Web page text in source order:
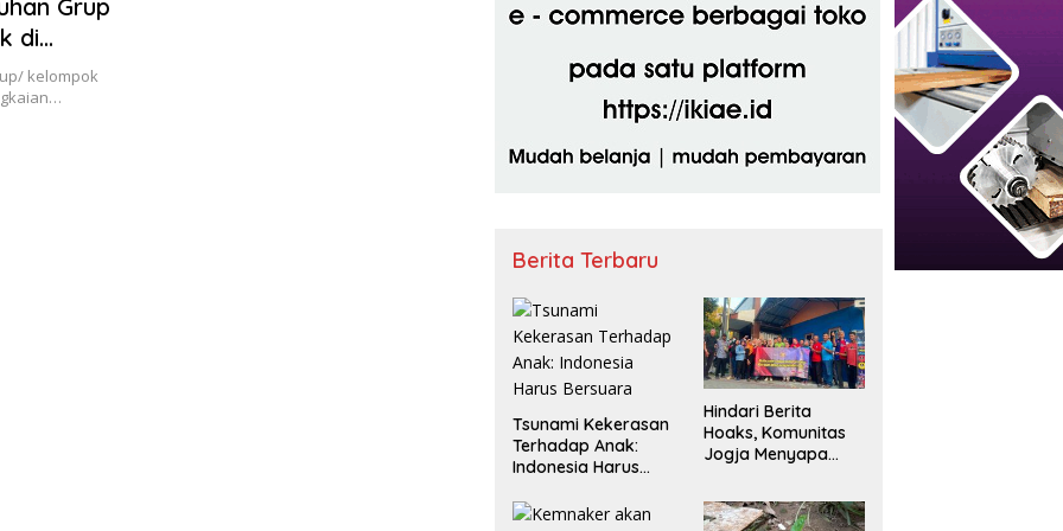
Grup
di
kelompok
Berita Terbaru
Tsunami Kekerasan
Terhadap Anak:
Indonesia Harus
Hindari Berita
Hoaks, Komunitas
Jogja Menyapa
Lebih Cerdas
Bermedia Sosial